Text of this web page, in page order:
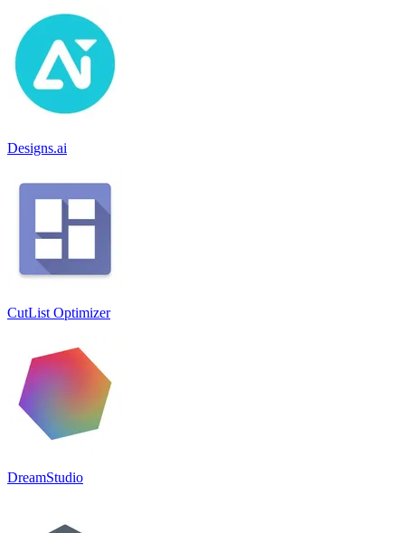
Designs.ai
CutList Optimizer
DreamStudio